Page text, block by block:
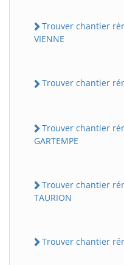
Trouver chantier
VIENNE
Trouver chantier
Trouver chantier
GARTEMPE
Trouver chantier
TAURION
Trouver chantier